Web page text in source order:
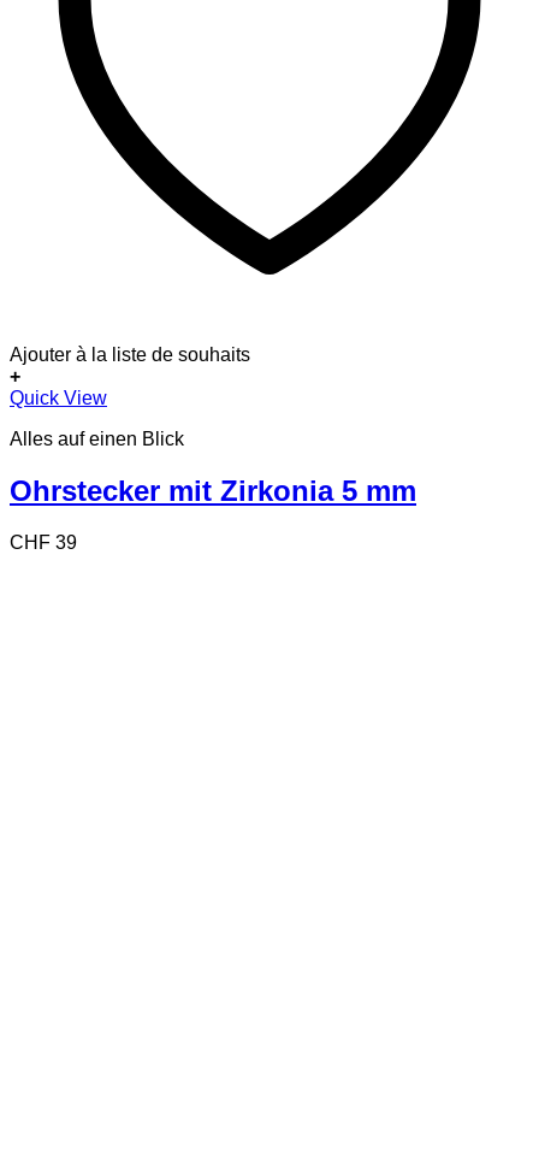
Ajouter à la liste de souhaits
+
Quick View
Alles auf einen Blick
Ohrstecker mit Zirkonia 5 mm
CHF 39